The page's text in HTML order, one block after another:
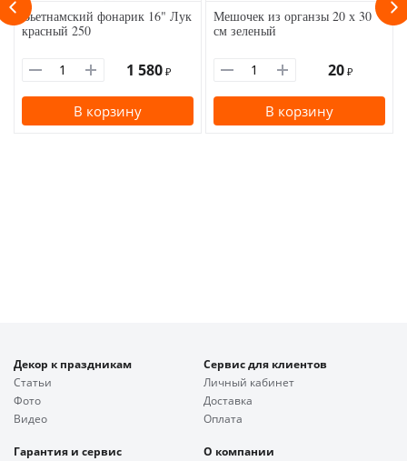
Вьетнамский фонарик 16" Лук
красный 250
1 580 ₽
В корзину
Мешочек из органзы 20 х 30
см зеленый
20 ₽
В корзину
Декор к праздникам
Статьи
Фото
Видео
Сервис для клиентов
Личный кабинет
Доставка
Оплата
Гарантия и сервис
О компании